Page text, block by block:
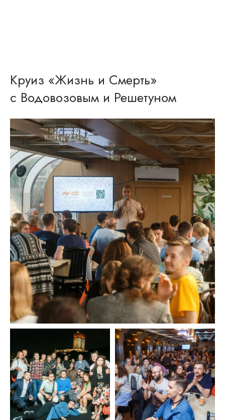
Круиз «Жизнь и Смерть»
с Водовозовым и Решетуном